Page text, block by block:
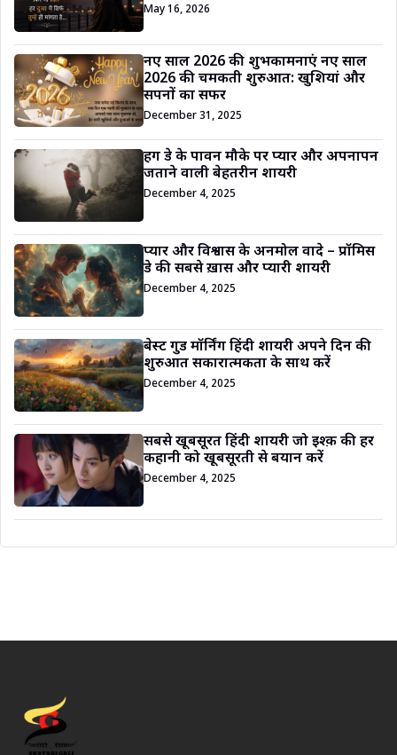
May 16, 2026
नए साल 2026 की शुभकामनाएं नए साल
2026 की चमकती शुरुआत: खुशियां और
सपनों का सफर
December 31, 2025
हग डे के पावन मौके पर प्यार और अपनापन
जताने वाली बेहतरीन शायरी
December 4, 2025
प्यार और विश्वास के अनमोल वादे – प्रॉमिस
डे की सबसे ख़ास और प्यारी शायरी
December 4, 2025
बेस्ट गुड मॉर्निंग हिंदी शायरी अपने दिन की
शुरुआत सकारात्मकता के साथ करें
December 4, 2025
सबसे खूबसूरत हिंदी शायरी जो इश्क़ की हर
कहानी को खूबसूरती से बयान करें
December 4, 2025